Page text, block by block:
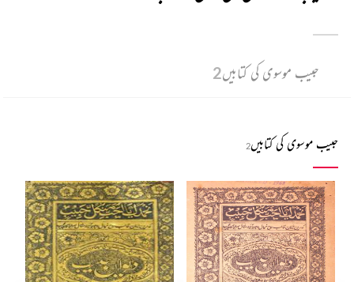
حبیب موسوی کی کتابیں2
حبیب موسوی کی کتابیں2